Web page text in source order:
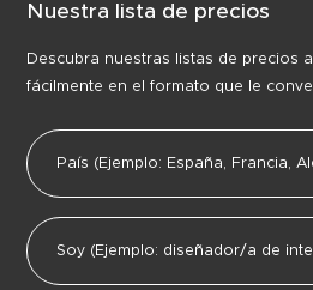
Nuestra lista de precios
Descubra nuestras listas de precios
fácilmente en el formato que le